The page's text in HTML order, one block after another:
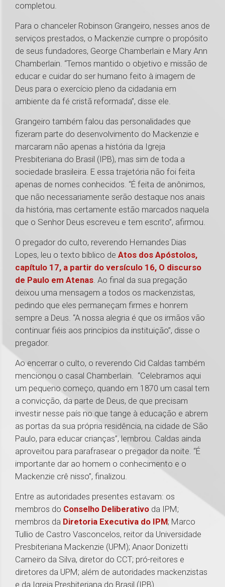
completou.
Para o chanceler Robinson Grangeiro, nesses anos de
serviços prestados, o Mackenzie cumpre o propósito
de seus fundadores, George Chamberlain e Mary Ann
Chamberlain. “Temos mantido o objetivo e missão de
educar e cuidar do ser humano feito à imagem de
Deus para o exercício pleno da cidadania em
ambiente da fé cristã reformada”, disse ele.
Grangeiro também falou das personalidades que
fizeram parte do desenvolvimento do Mackenzie e
marcaram não apenas a história da Igreja
Presbiteriana do Brasil (IPB), mas sim de toda a
sociedade brasileira. E essa trajetória não foi feita
apenas de nomes conhecidos. “É feita de anônimos,
que não necessariamente serão destaque nos anais
da história, mas certamente estão marcados naquela
que o Senhor Deus escreveu e tem escrito”, afirmou.
O pregador do culto, reverendo Hernandes Dias
Lopes, leu o texto bíblico de Atos dos Apóstolos,
capítulo 17, a partir do versículo 16, O discurso
de Paulo em Atenas. Ao final da sua pregação
deixou uma mensagem a todos os mackenzistas,
pedindo que eles permaneçam firmes e honrem
sempre a Deus. “A nossa alegria é que os irmãos vão
continuar fiéis aos princípios da instituição”, disse o
pregador.
Ao encerrar o culto, o reverendo Cid Caldas também
mencionou o casal Chamberlain. “Celebramos aqui
um pequeno começo, quando em 1870 um casal tem
a convicção, da parte de Deus, de que precisam
investir nesse país no que tange à educação e abrem
as portas da sua própria residência, na cidade de São
Paulo, para educar crianças”, lembrou. Caldas ainda
aproveitou para parafrasear o pregador da noite. “É
importante dar ao homem o conhecimento e o
Mackenzie crê nisso”, finalizou.
Entre as autoridades presentes estavam: os
membros do Conselho Deliberativo da IPM;
membros da Diretoria Executiva do IPM; Marco
Tullio de Castro Vasconcelos, reitor da Universidade
Presbiteriana Mackenzie (UPM); Anaor Donizetti
Carneiro da Silva, diretor do CCT; pró-reitores e
diretores da UPM; além de autoridades mackenzistas
e da Igreja Presbiteriana do Brasil (IPB).